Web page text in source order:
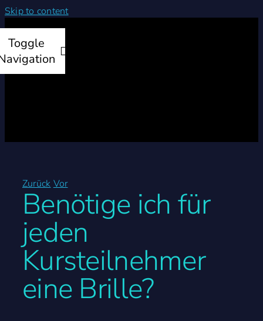
Skip to content
Toggle
Leistungen
Anfrage
Zurück Vor
Benötige ich für
jeden
Kursteilnehmer
eine Brille?​